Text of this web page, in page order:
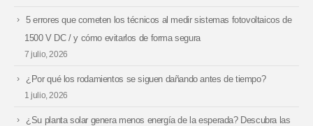
5 errores que cometen los técnicos al medir sistemas fotovoltaicos de
1500 V DC / y cómo evitarlos de forma segura
7 julio, 2026
¿Por qué los rodamientos se siguen dañando antes de tiempo?
1 julio, 2026
¿Su planta solar genera menos energía de la esperada? Descubra las